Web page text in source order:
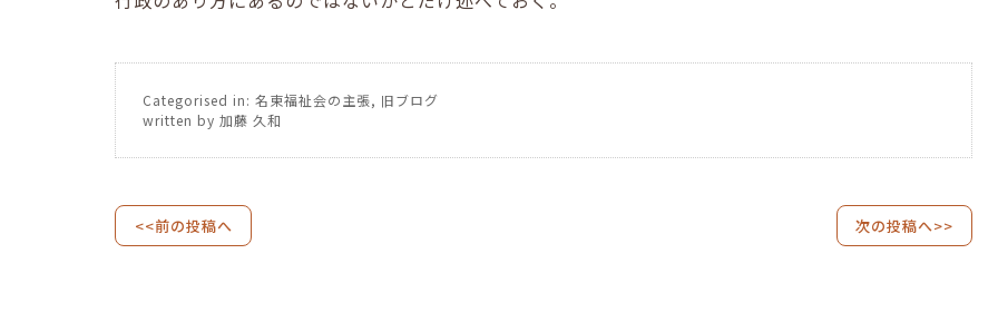
Categorised in:名東福祉会の主張, 旧ブログ
written by 加藤 久和
<<前の投稿へ 次の投稿へ>>